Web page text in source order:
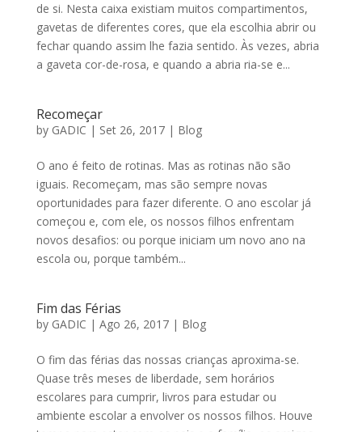
de si. Nesta caixa existiam muitos compartimentos,
gavetas de diferentes cores, que ela escolhia abrir ou
fechar quando assim lhe fazia sentido. Às vezes, abria
a gaveta cor-de-rosa, e quando a abria ria-se e...
Recomeçar
by GADIC | Set 26, 2017| Blog
O ano é feito de rotinas. Mas as rotinas não são
iguais. Recomeçam, mas são sempre novas
oportunidades para fazer diferente. O ano escolar já
começou e, com ele, os nossos filhos enfrentam
novos desafios: ou porque iniciam um novo ano na
escola ou, porque também...
Fim das Férias
by GADIC | Ago 26, 2017| Blog
O fim das férias das nossas crianças aproxima-se.
Quase três meses de liberdade, sem horários
escolares para cumprir, livros para estudar ou
ambiente escolar a envolver os nossos filhos. Houve